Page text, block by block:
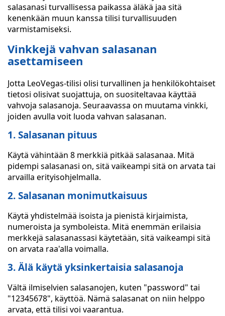
salasanasi turvallisessa paikassa äläkä jaa sitä
kenenkään muun kanssa tilisi turvallisuuden
varmistamiseksi.
Vinkkejä vahvan salasanan
asettamiseen
Jotta LeoVegas-tilisi olisi turvallinen ja henkilökohtaiset
tietosi olisivat suojattuja, on suositeltavaa käyttää
vahvoja salasanoja. Seuraavassa on muutama vinkki,
joiden avulla voit luoda vahvan salasanan.
1. Salasanan pituus
Käytä vähintään 8 merkkiä pitkää salasanaa. Mitä
pidempi salasanasi on, sitä vaikeampi sitä on arvata tai
arvailla erityisohjelmalla.
2. Salasanan monimutkaisuus
Käytä yhdistelmää isoista ja pienistä kirjaimista,
numeroista ja symboleista. Mitä enemmän erilaisia
merkkejä salasanassasi käytetään, sitä vaikeampi sitä
on arvata raa'alla voimalla.
3. Älä käytä yksinkertaisia salasanoja
Vältä ilmiselvien salasanojen, kuten "password" tai
"12345678", käyttöä. Nämä salasanat on niin helppo
arvata, että tilisi voi vaarantua.